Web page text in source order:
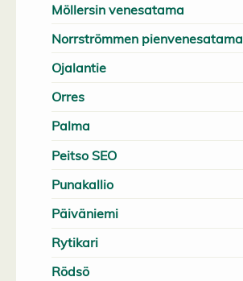
Möllersin venesatama
Norrströmmen pienvenesatama
Ojalantie
Orres
Palma
Peitso SEO
Punakallio
Päiväniemi
Rytikari
Rödsö